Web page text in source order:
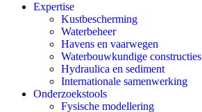
Expertise
Kustbescherming
Waterbeheer
Havens en vaarwegen
Waterbouwkundige constructies
Hydraulica en sediment
Internationale samenwerking
Onderzoekstools
Fysische modellering